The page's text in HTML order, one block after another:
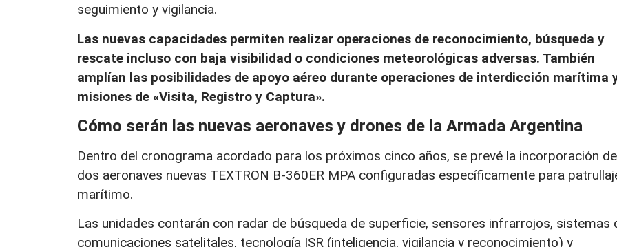
seguimiento y vigilancia.
Las nuevas capacidades permiten realizar operaciones de reconocimiento, búsqueda y
rescate incluso con baja visibilidad o condiciones meteorológicas adversas. También
amplían las posibilidades de apoyo aéreo durante operaciones de interdicción marítima
misiones de «Visita, Registro y Captura».
Cómo serán las nuevas aeronaves y drones de la Armada Argentina
Dentro del cronograma acordado para los próximos cinco años, se prevé la incorporación de
dos aeronaves nuevas TEXTRON B-360ER MPA configuradas específicamente para
marítimo.
Las unidades contarán con radar de búsqueda de superficie, sensores infrarrojos, sistemas
comunicaciones satelitales, tecnología ISR (inteligencia, vigilancia y reconocimiento) y